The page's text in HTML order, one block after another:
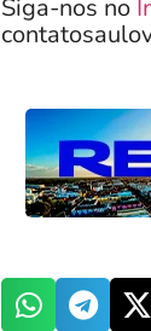
Siga-nos no